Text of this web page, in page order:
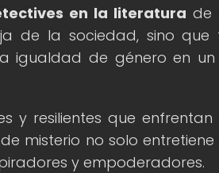
en la literatura de
de la sociedad, sino que
igualdad de género en
y resilientes que
misterio no solo
y empoderadores.